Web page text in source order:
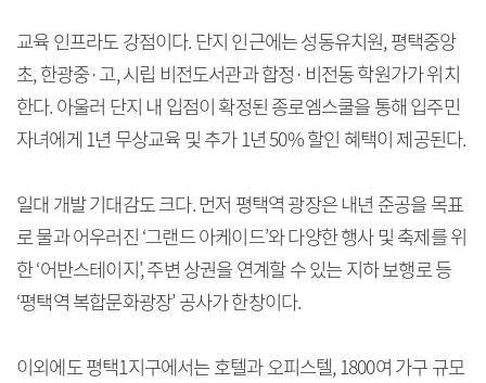
교육 인프라도 강점이다. 단지 인근에는 성동유치원, 평택중앙
초, 한광중·고, 시립 비전도서관과 합정·비전동 학원가가 위치
한다. 아울러 단지 내 입점이 확정된 종로엠스쿨을 통해 입주민
자녀에게 1년 무상교육 및 추가 1년 50% 할인 혜택이 제공된다.
일대 개발 기대감도 크다. 먼저 평택역 광장은 내년 준공을 목표
로 물과 어우러진 ‘그랜드 아케이드’와 다양한 행사 및 축제를 위
한 ‘어반스테이지’, 주변 상권을 연계할 수 있는 지하 보행로 등
‘평택역 복합문화광장’ 공사가 한창이다.
이외에도 평택1지구에서는 호텔과 오피스텔, 1800여 가구 규모